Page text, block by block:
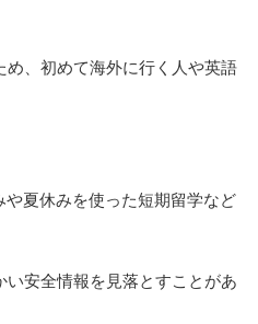
、初めて海外に行く人や英語
夏休みを使った短期留学など
安全情報を見落とすことがあ